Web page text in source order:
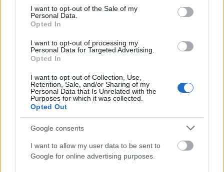
consent section.
I want to opt-out of the Sale of my
Personal Data.
Opted In
I want to opt-out of processing my
Personal Data for Targeted Advertising.
Opted In
I want to opt-out of Collection, Use,
Retention, Sale, and/or Sharing of my
Personal Data that Is Unrelated with the
Purposes for which it was collected.
Opted Out
Google consents
I want to allow my user data to be sent to
Google for online advertising purposes.
με τις φλόγες (VIDEO)
ΑΝΑΡΤΗΘΗΚΕ ΑΠΟ GMYLONAS